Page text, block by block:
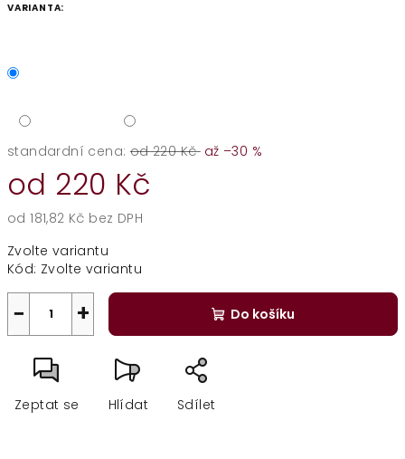
VARIANTA:
standardní cena: od 220 Kč až –30 %
od 220 Kč
od181,82 Kč bez DPH
cena:
Zvolte variantu
Kód: Zvolte variantu
+
− Do košíku
Zeptat se Hlídat Sdílet